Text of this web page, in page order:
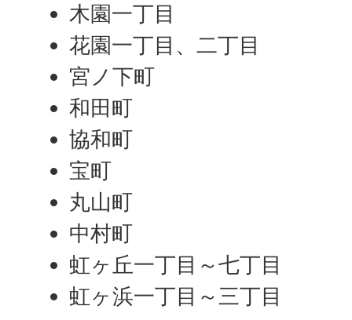
木園一丁目
花園一丁目、二丁目
宮ノ下町
和田町
協和町
宝町
丸山町
中村町
虹ヶ丘一丁目～七丁目
虹ヶ浜一丁目～三丁目